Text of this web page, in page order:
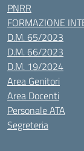
PNRR
FORMAZIONE
D.M. 65/2023
D.M. 66/2023
D.M. 19/2024
Area Genitori
Area Docenti
Personale ATA
Segreteria